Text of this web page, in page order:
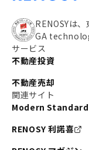
RENOSYは
GA
サービス
不動産投資
不動産売却
関連サイト
Modern Standard
RENOSY 利諾喜